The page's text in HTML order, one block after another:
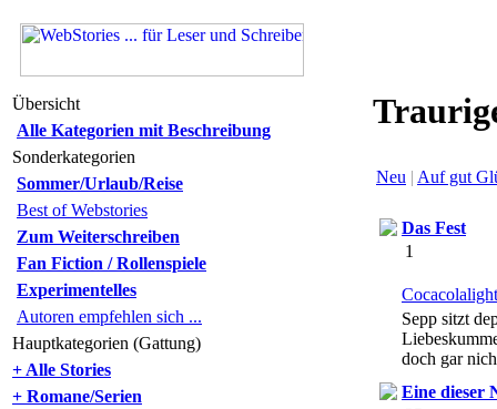
Übersicht
Alle Kategorien mit Beschreibung
Sonderkategorien
Sommer/Urlaub/Reise
Best of Webstories
Zum Weiterschreiben
Fan Fiction / Rollenspiele
Experimentelles
Autoren empfehlen sich ...
Hauptkategorien (Gattung)
+ Alle Stories
+ Romane/Serien
Neu | Auf gut
Das Fest
1
Sepp sitzt
doch gar
Eine dieser